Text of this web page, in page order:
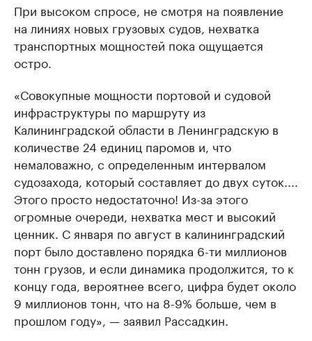
При высоком спросе, не смотря на появление
на линиях новых грузовых судов, нехватка
транспортных мощностей пока ощущается
остро.
«Совокупные мощности портовой и судовой
инфраструктуры по маршруту из
Калининградской области в Ленинградскую в
количестве 24 единиц паромов и, что
немаловажно, с определенным интервалом
судозахода, который составляет до двух суток....
Этого просто недостаточно! Из-за этого
огромные очереди, нехватка мест и высокий
ценник. С января по август в калининградский
порт было доставлено порядка 6-ти миллионов
тонн грузов, и если динамика продолжится, то к
концу года, вероятнее всего, цифра будет около
9 миллионов тонн, что на 8-9% больше, чем в
прошлом году», — заявил Рассадкин.